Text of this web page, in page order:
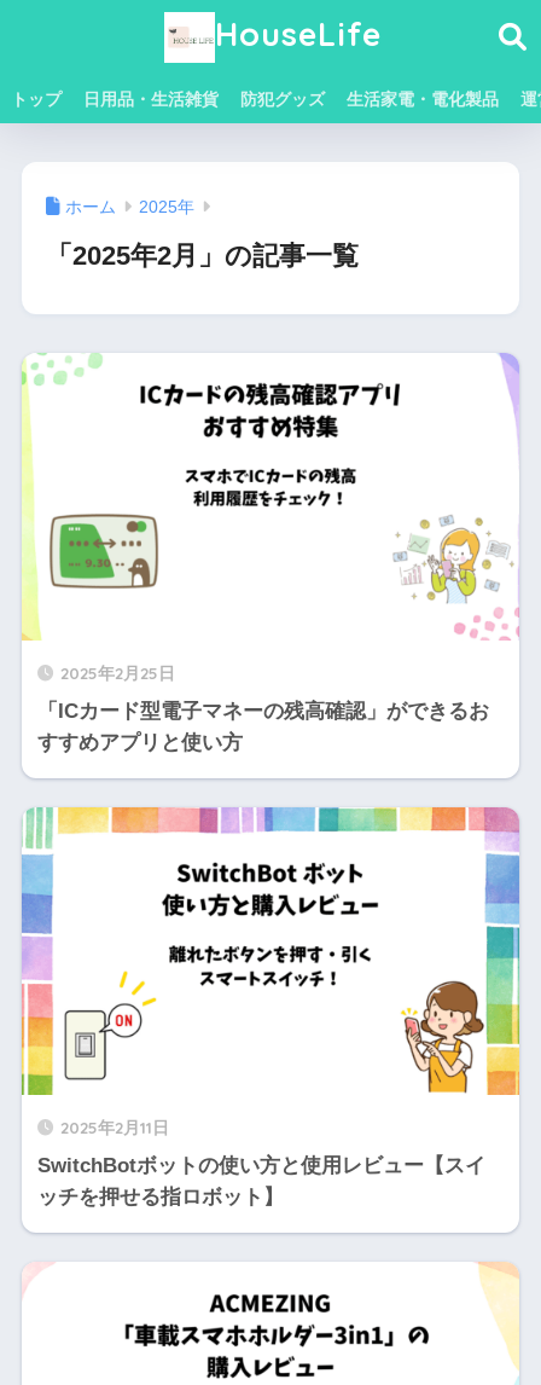
HouseLife
トップ 日用品・生活雑貨 防犯グッズ 生活家電・電化製品 運
ホーム 2025年
「2025年2月」の記事一覧
2025年2月25日
「ICカード型電子マネーの残高確認」ができるお
すすめアプリと使い方
2025年2月11日
SwitchBotボットの使い方と使用レビュー【スイ
ッチを押せる指ロボット】